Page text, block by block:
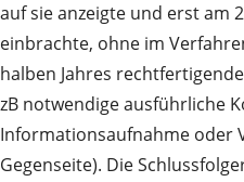
auf sie anzeigte und erst am
einbrachte, ohne im
halben Jahres
zB notwendige ausführliche
Informationsaufnahme oder
Gegenseite). Die